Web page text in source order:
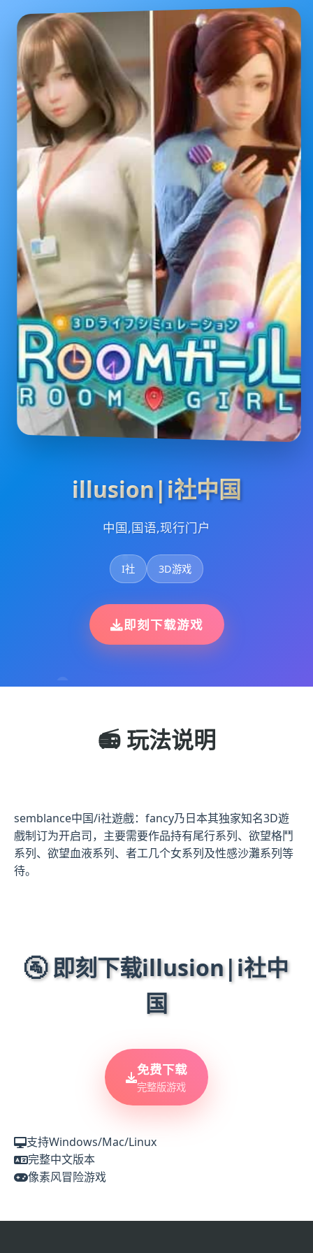
illusion|i社中国
中国,国语,现行门户
I社 3D游戏
即刻下载游戏
📻 玩法说明
semblance中国/i社遊戲：fancy乃日本其独家知名3D遊
戲制订为开启司，主要需要作品持有尾行系列、欲望格鬥
系列、欲望血液系列、者工几个女系列及性感沙灘系列等
待。
🚰 即刻下载illusion|i社中
国
免费下载
完整版游戏
支持Windows/Mac/Linux
完整中文版本
像素风冒险游戏